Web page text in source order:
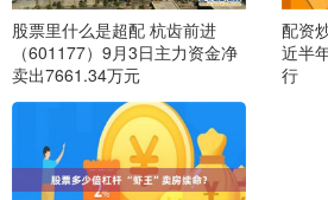
股票里什么是超配 杭齿前进
（601177）9月3日主力资金净
卖出7661.34万元
配资
近半
行